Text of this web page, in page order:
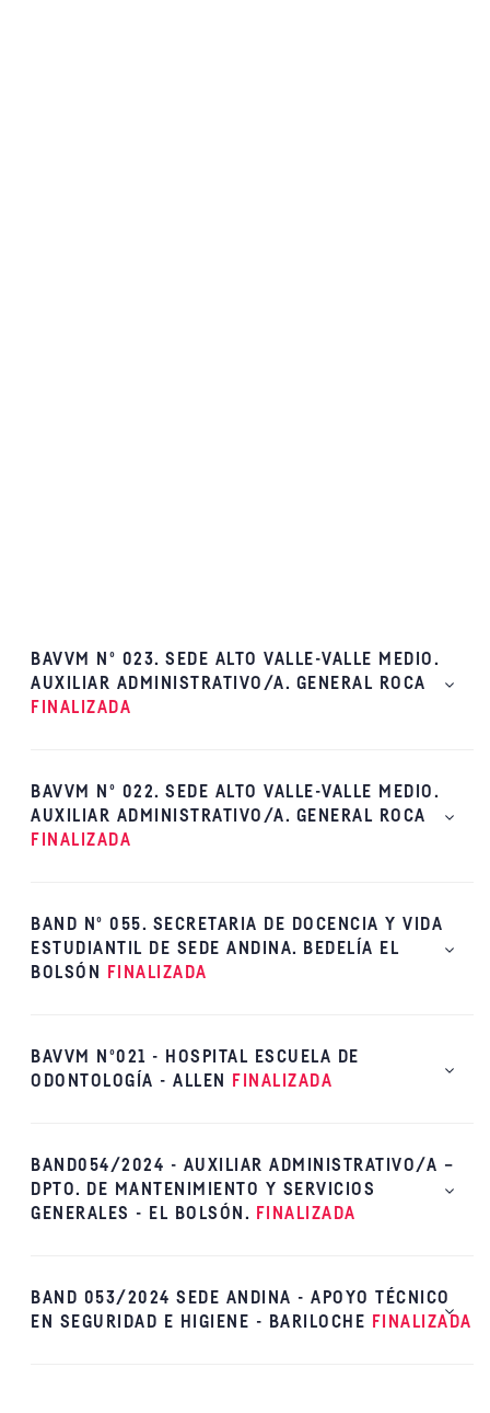
BAVVM Nº 023. SEDE ALTO VALLE-VALLE MEDIO.
AUXILIAR ADMINISTRATIVO/A. GENERAL ROCA
FINALIZADA
BAVVM Nº 022. SEDE ALTO VALLE-VALLE MEDIO.
AUXILIAR ADMINISTRATIVO/A. GENERAL ROCA
FINALIZADA
BAND Nº 055. SECRETARIA DE DOCENCIA Y VIDA
ESTUDIANTIL DE SEDE ANDINA. BEDELÍA EL
BOLSÓN
FINALIZADA
BAVVM Nº021 - HOSPITAL ESCUELA DE
ODONTOLOGÍA - ALLEN
FINALIZADA
BAND054/2024 - AUXILIAR ADMINISTRATIVO/A –
DPTO. DE MANTENIMIENTO Y SERVICIOS
GENERALES - EL BOLSÓN.
FINALIZADA
BAND 053/2024 SEDE ANDINA - APOYO TÉCNICO
EN SEGURIDAD E HIGIENE - BARILOCHE FINALIZADA